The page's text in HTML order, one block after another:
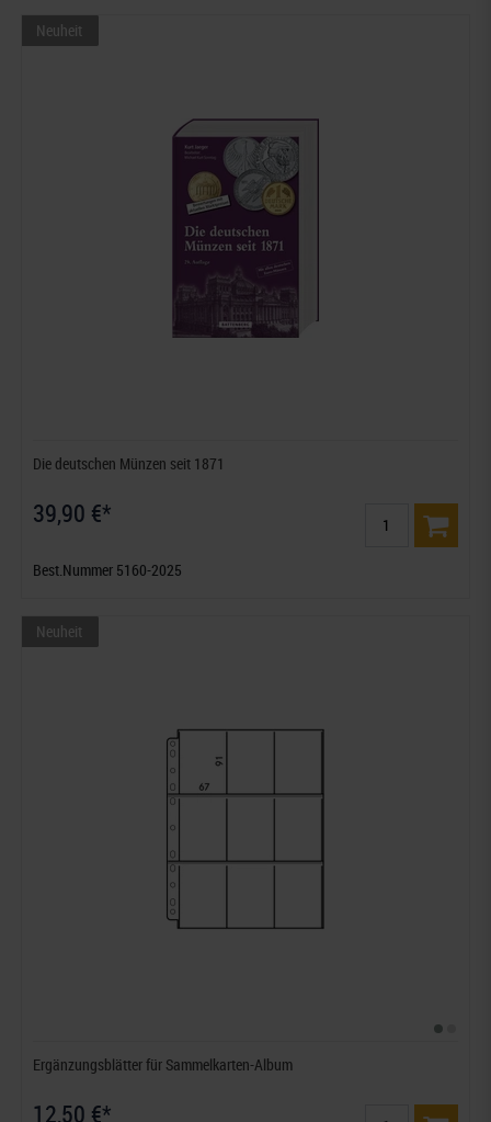
Neuheit
Die deutschen Münzen seit 1871
39,90 €*
Best.Nummer 5160-2025
Neuheit
Ergänzungsblätter für Sammelkarten-Album
12,50 €*